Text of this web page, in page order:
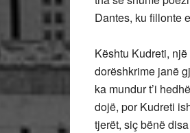
Dantes, ku fillonte
Kështu Kudreti,
dorëshkrime janë
ka mundur t’i
dojë, por Kudreti
tjerët, siç bënë